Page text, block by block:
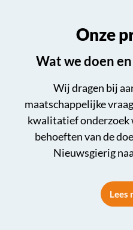
Onze
Wat we doen
Wij dragen bij
maatschappelijke
kwalitatief onderzoek
behoeften van de
Nieuwsgierig
Lees